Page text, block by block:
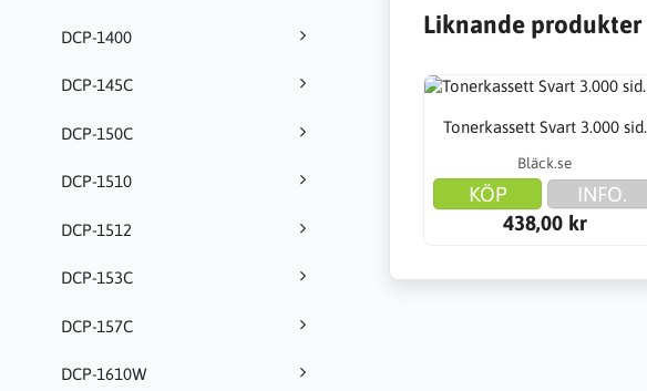
DCP-1400
DCP-145C
DCP-150C
DCP-1510
DCP-1512
DCP-153C
DCP-157C
DCP-1610W
Liknande produkter
Tonerkassett Svart 3.000 sid.
Bläck.se
KÖP
INFO.
438,00 kr